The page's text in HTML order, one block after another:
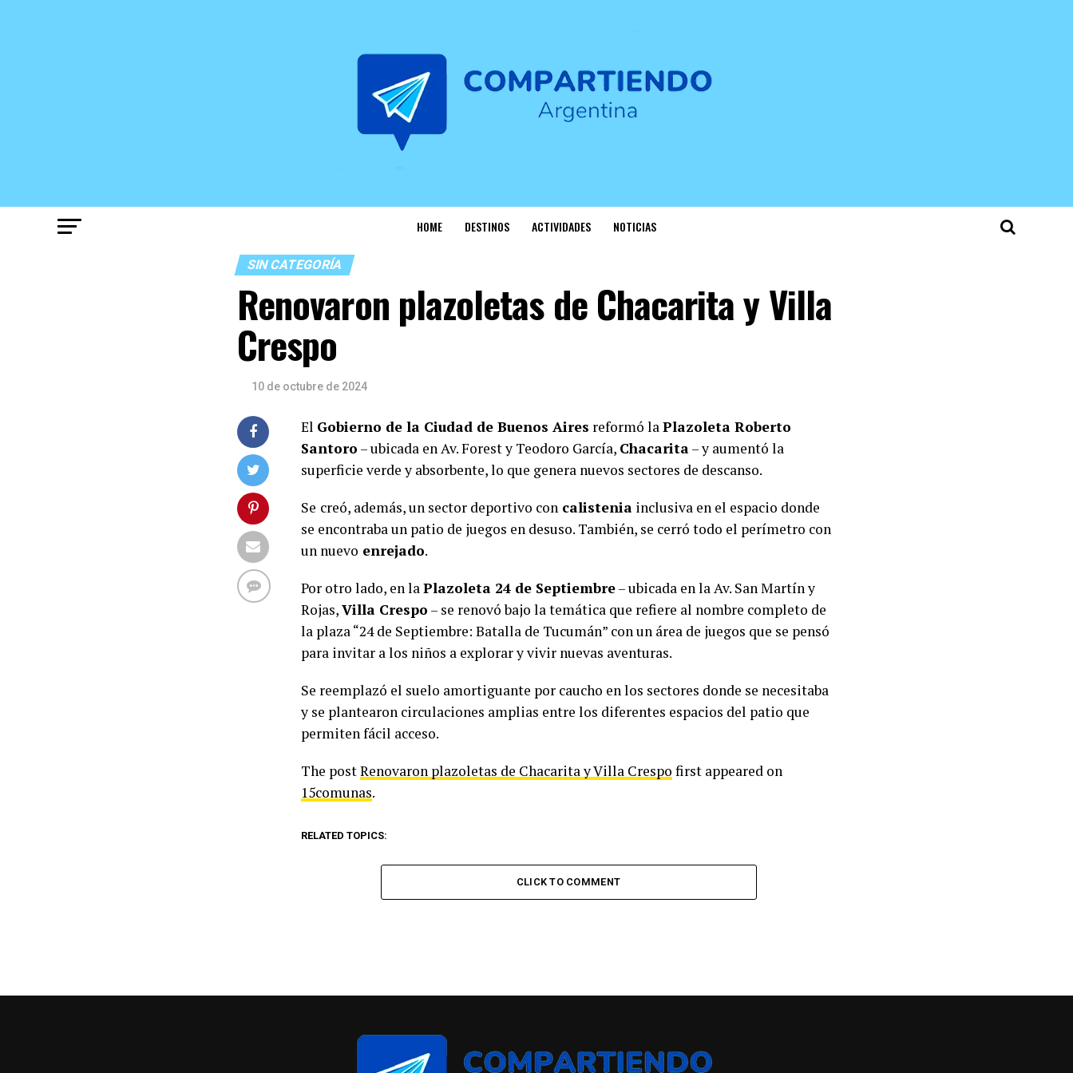
HOME DESTINOS ACTIVIDADES NOTICIAS
SIN CATEGORÍA
Renovaron plazoletas de Chacarita y Villa
Crespo
10 de octubre de 2024
El Gobierno de la Ciudad de Buenos Aires reformó laPlazoleta Roberto
Santoro – ubicada en Av. Forest y Teodoro García, Chacarita– y aumentó la
superficie verde y absorbente, lo que genera nuevos sectores de descanso.
Se creó, además, un sector deportivo con calistenia inclusiva en el espacio donde
se encontraba un patio de juegos en desuso. También, se cerró todo el perímetro con
un nuevo enrejado.
Por otro lado, en laPlazoleta 24 de Septiembre– ubicada en la Av. San Martín y
Rojas,Villa Crespo – se renovó bajo la temática que refiere al nombre completo de
la plaza “24 de Septiembre: Batalla de Tucumán” con un área de juegos que se pensó
para invitar a los niños a explorar y vivir nuevas aventuras.
Se reemplazó el suelo amortiguante por caucho en los sectores donde se necesitaba
y se plantearon circulaciones amplias entre los diferentes espacios del patio que
permiten fácil acceso.
The postRenovaron plazoletas de Chacarita y Villa Crespo first appeared on
15comunas.
RELATED TOPICS:
CLICK TO COMMENT